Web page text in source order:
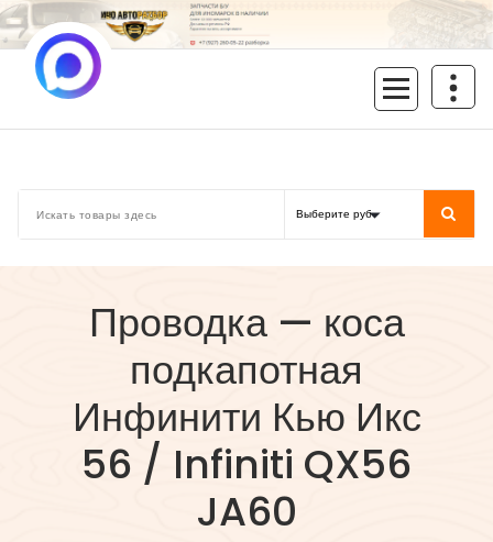
Перейти
к
содержимому
Проводка — коса
подкапотная
Инфинити Кью Икс
56 / Infiniti QX56
JA60